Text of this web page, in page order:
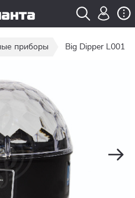
приборы Big Dipper L001